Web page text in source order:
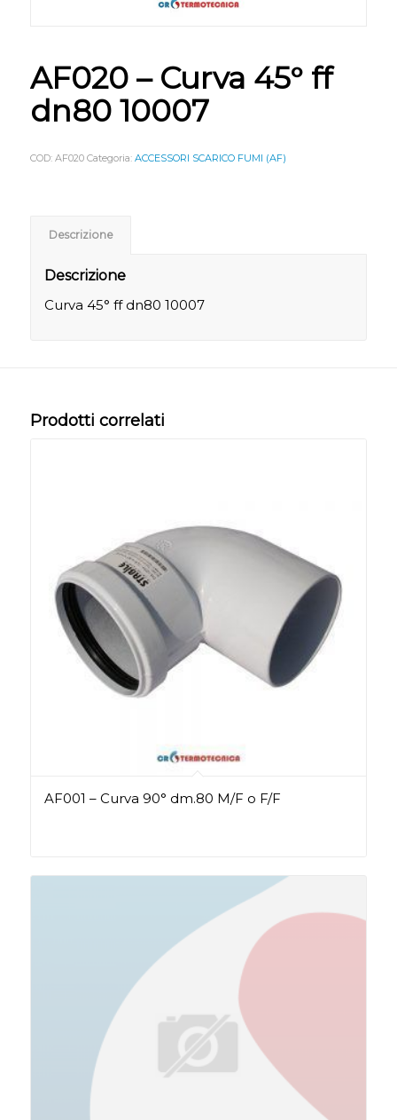
AF020 – Curva 45° ff
dn80 10007
COD: AF020 Categoria: ACCESSORI SCARICO FUMI (AF)
Descrizione
Descrizione
Curva 45° ff dn80 10007
Prodotti correlati
AF001 – Curva 90° dm.80 M/F o F/F